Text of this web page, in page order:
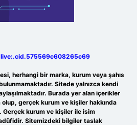
live:.cid.575569c608265c69
herhangi bir marka, kurum veya şahıs
Sitede yalnızca kendi
Burada yer alan içerikler
gerçek kurum ve kişiler hakkında
Gerçek kurum ve kişiler ile isim
Sitemizdeki bilgiler taslak